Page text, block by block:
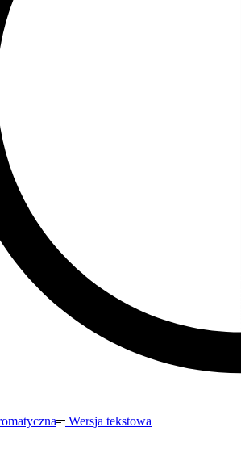
Wersja tekstowa